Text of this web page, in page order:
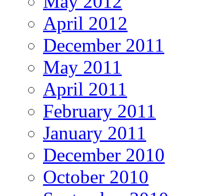
April 2012
December 2011
May 2011
April 2011
February 2011
January 2011
December 2010
October 2010